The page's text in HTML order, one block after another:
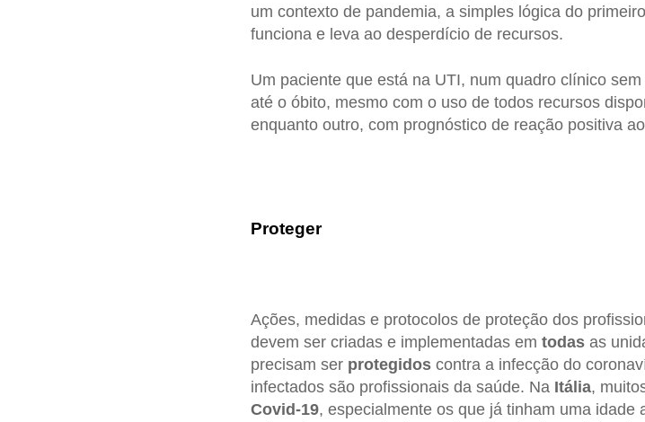
um contexto de pandemia, a simples lógica do
funciona e leva ao desperdício de recursos.
Um paciente que está na UTI, num quadro clínico
até o óbito, mesmo com o uso de todos recursos
enquanto outro, com prognóstico de reação positiva
Proteger
Ações, medidas e protocolos de proteção dos
devem ser criadas e implementadas em todasas
precisam ser protegidoscontra a infecção do
infectados são profissionais da saúde. Na Itália,
Covid-19, especialmente os que já tinham uma idade